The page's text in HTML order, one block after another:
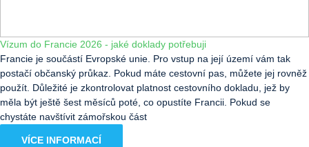
Vízum do Francie 2026 - jaké doklady potřebuji
Francie je součástí Evropské unie. Pro vstup na její území vám tak
postačí občanský průkaz. Pokud máte cestovní pas, můžete jej rovněž
použít. Důležité je zkontrolovat platnost cestovního dokladu, jež by
měla být ještě šest měsíců poté, co opustíte Francii. Pokud se
chystáte navštívit zámořskou část
VÍCE INFORMACÍ